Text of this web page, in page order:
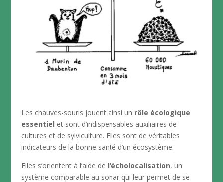
Les chauves-souris jouent ainsi un rôle écologique
essentiel et sont d’indispensables auxiliaires de
cultures et de sylviculture. Elles sont de véritables
indicateurs de la bonne santé d’un écosystème.
Elles s’orientent à l’aide de l’écholocalisation, un
système comparable au sonar qui leur permet de se